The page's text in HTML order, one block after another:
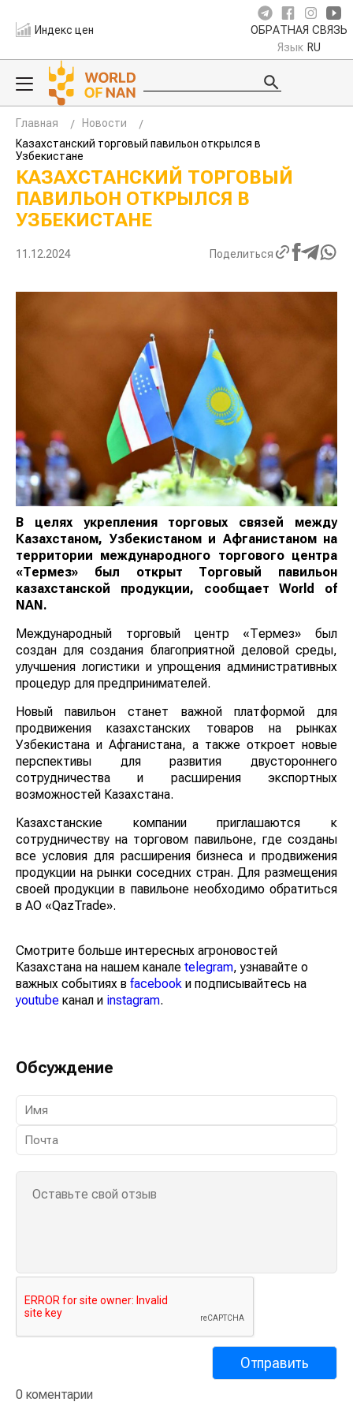
Индекс цен ОБРАТНАЯ СВЯЗЬ
Язык RU
Главная
Новости
Казахстанский торговый павильон открылся в Узбекистане
КАЗАХСТАНСКИЙ ТОРГОВЫЙ
ПАВИЛЬОН ОТКРЫЛСЯ В
УЗБЕКИСТАНЕ
В целях укрепления торговых связей между
Казахстаном, Узбекистаном и Афганистаном на
территории международного торгового центра
«Термез» был открыт Торговый павильон
казахстанской продукции, сообщаетWorld of NAN.
Международный торговый центр «Термез» был
улучшения логистики и упрощения административных
процедур для предпринимателей.
Новый павильон станет важной платформой для
Узбекистана и Афганистана, а также откроет новые
перспективы для развития двустороннего
сотрудничества и расширения экспортных
возможностей Казахстана.
Казахстанские компании приглашаются к
все условия для расширения бизнеса и продвижения
продукции на рынки соседних стран. Для размещения
своей продукции в павильоне необходимо обратиться
в АО «QazTrade».
важных событиях вfacebookи подписывайтесь на
youtubeканал иinstagram.